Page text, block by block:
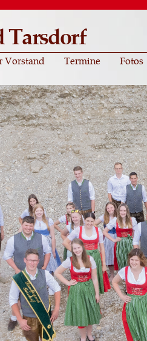
Tarsdorf
Vorstand Termine Fotos